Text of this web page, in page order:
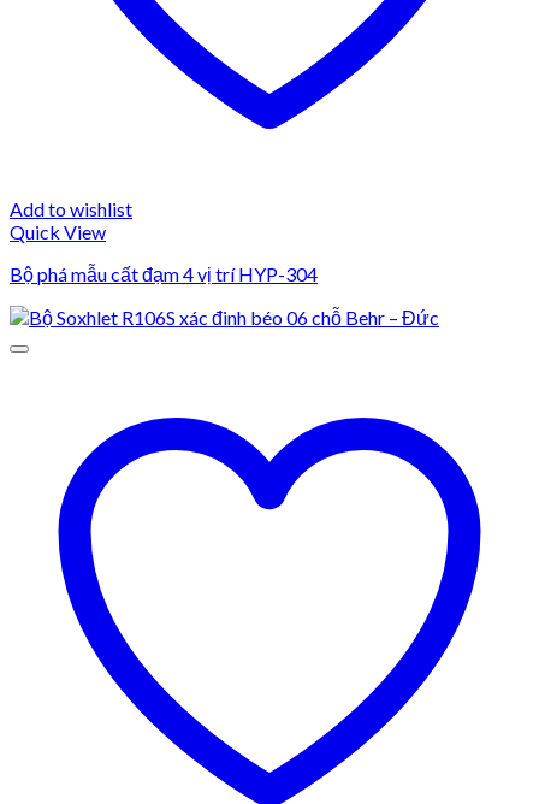
Add to wishlist
Quick View
Bộ phá mẫu cất đạm 4 vị trí HYP-304